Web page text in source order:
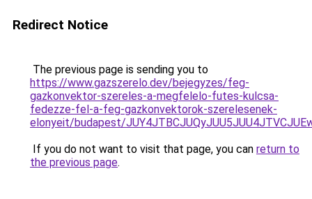
Redirect Notice
The previous page is sending you to
https://www.gazszerelo.dev/bejegyzes/feg-
gazkonvektor-szereles-a-megfelelo-futes-kulcsa-
fedezze-fel-a-feg-gazkonvektorok-szerelesenek-
elonyeit/budapest/
If you do not want to visit that page, you can return to
the previous page.